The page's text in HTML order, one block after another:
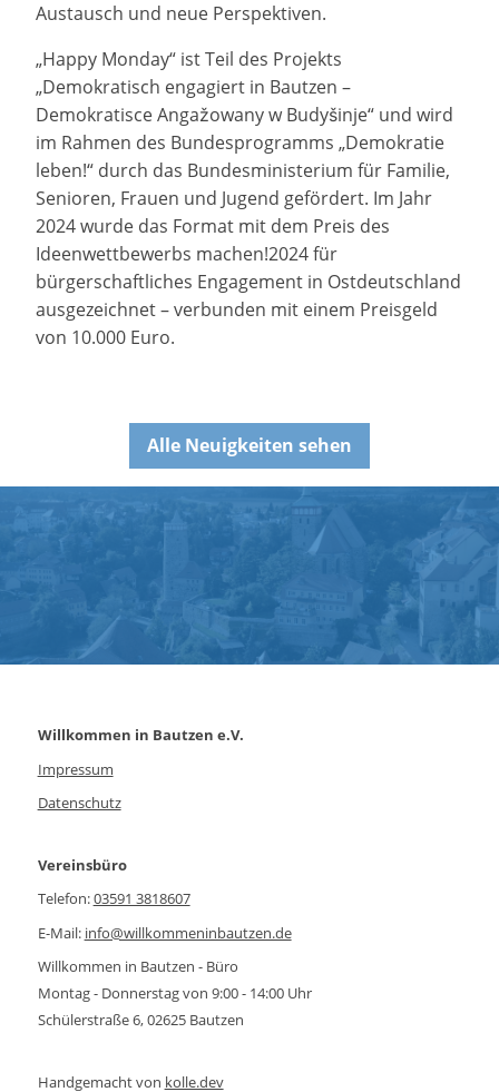
Austausch und neue Perspektiven.
„Happy Monday“ ist Teil des Projekts
„Demokratisch engagiert in Bautzen –
Demokratisce Angažowany w Budyšinje“ und wird
im Rahmen des Bundesprogramms „Demokratie
leben!“ durch das Bundesministerium für Familie,
Senioren, Frauen und Jugend gefördert. Im Jahr
2024 wurde das Format mit dem Preis des
Ideenwettbewerbs machen!2024 für
bürgerschaftliches Engagement in Ostdeutschland
ausgezeichnet – verbunden mit einem Preisgeld
von 10.000 Euro.
Alle Neuigkeiten sehen
Willkommen in Bautzen e.V.
Impressum
Datenschutz
Vereinsbüro
Telefon:03591 3818607
E-Mail: info@willkommeninbautzen.de
Willkommen in Bautzen - Büro
Montag - Donnerstag von 9:00 - 14:00 Uhr
Schülerstraße 6, 02625 Bautzen
Handgemacht von kolle.dev